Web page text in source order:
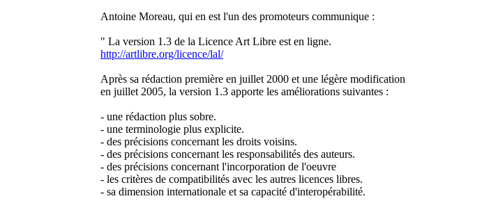
Antoine Moreau, qui en est l'un des promoteurs communique :
" La version 1.3 de la Licence Art Libre est en ligne.
http://artlibre.org/licence/lal/
Après sa rédaction première en juillet 2000 et une légère modification
en juillet 2005, la version 1.3 apporte les améliorations suivantes :
- une rédaction plus sobre.
- une terminologie plus explicite.
- des précisions concernant les droits voisins.
- des précisions concernant les responsabilités des auteurs.
- des précisions concernant l'incorporation de l'oeuvre
- les critères de compatibilités avec les autres licences libres.
- sa dimension internationale et sa capacité d'interopérabilité.